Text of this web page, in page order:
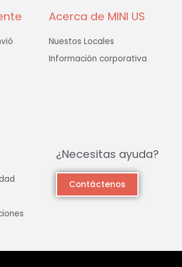
Acerca de MINI US
Nuestos Locales
Información corporativa
¿Necesitas ayuda?
Contáctenos